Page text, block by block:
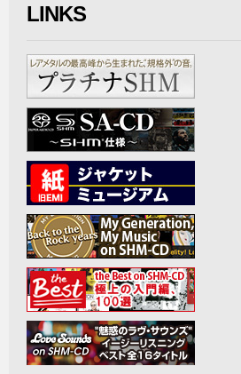
LINKS